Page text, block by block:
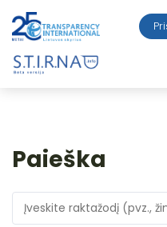
Paieška